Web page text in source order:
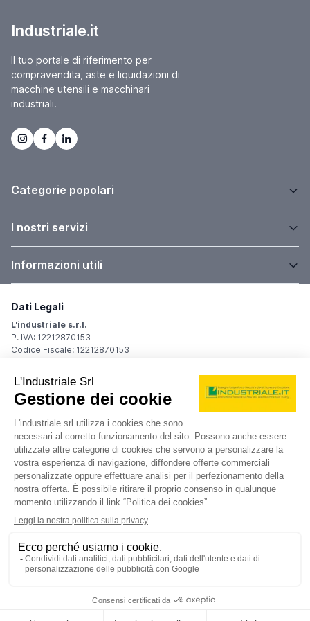
Industriale.it
Il tuo portale di riferimento per
compravendita, aste e liquidazioni di
macchine utensili e macchinari
industriali.
Categorie popolari
I nostri servizi
Informazioni utili
Dati Legali
L'industriale s.r.l.
P. IVA: 12212870153
Codice Fiscale: 12212870153
Sede Legale
Via Carlo Dolci, 32
20148 Milano (MI)
Italy
Registro Imprese
Iscrizione R.I.: 12212870153
REA: MI-1539011
Capitale sociale: Euro 10.400,00 i.v.
Contatti
info@industriale.it
PEC:industriale@pec.industriale.it
02 8969 3116
Informativa privacy - Cookie
| Condizioni di navigazione